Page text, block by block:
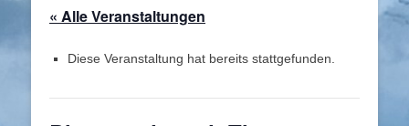
« Alle Veranstaltungen
Diese Veranstaltung hat bereits stattgefunden.